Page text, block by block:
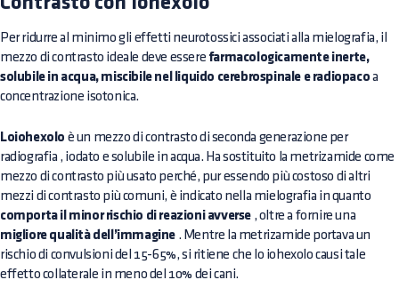
Per ridurre al minimo gli effetti neurotossici associati alla mielografia, il
mezzo di contrasto ideale deve essere farmacologicamente inerte,
solubile in acqua, miscibile nel liquido cerebrospinale e radiopaco a
concentrazione isotonica.
Loiohexolo è un mezzo di contrasto di seconda generazione per
radiografia , iodato e solubile in acqua. Ha sostituito la metrizamide come
mezzo di contrasto più usato perché, pur essendo più costoso di altri
mezzi di contrasto più comuni, è indicato nella mielografia in quanto
comporta il minor rischio di reazioni avverse , oltre a fornire una
migliore qualità dell’immagine . Mentre la metrizamide portava un
rischio di convulsioni del 15-65%, si ritiene che lo iohexolo causi tale
effetto collaterale in meno del 10% dei cani.